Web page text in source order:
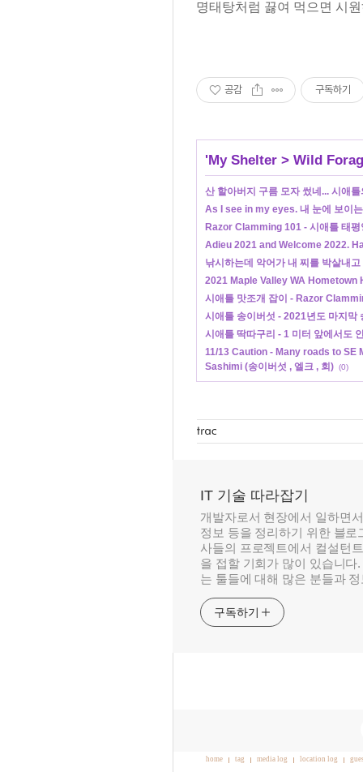
명태탕처럼 끓여 먹으면 시
공감 구독하기
'My Shelter > Wild
산 할아버지 구름 모자 썼네... 시애
As I see in my eyes. 내 눈에 보이
Razor Clamming 101 - 시애틀 태평
Adieu 2021 and Welcome 2022.
낚시하는데 악어가 내 찌를 박살내고
2021 Maple Valley WA
시애틀 맛조개 잡이 - Razor
시애틀 송이버섯 - 2021년도 마지막
시애틀 딱따구리 - 1 미터 앞에서도
11/13 Caution - Many roads to SE
Sashimi (송이버섯 , 엘크 , 회) (0)
IT 기술 따라잡기
개발자로서 현장에서 일하면
정보 등을 정리하기 위한 블
사들의 프로젝트에서 컬설턴
을 접할 기회가 많이 있습니
는 툴들에 대해 많은 분들과
구독하기
home tag media log location log